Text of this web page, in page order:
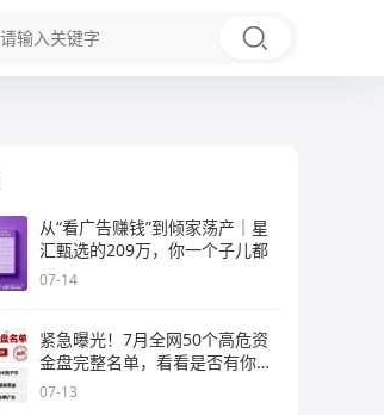
从“看广告赚钱”到倾家荡产｜星
汇甄选的209万，你一个子儿都
07-14
紧急曝光！7月全网50个高危资
金盘完整名单，看看是否有你正
在
07-13